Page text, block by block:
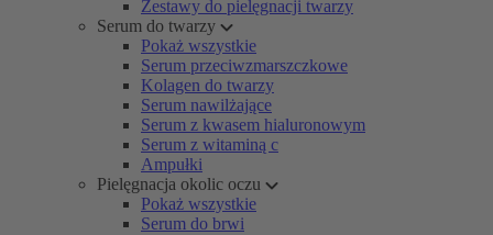
Zestawy do pielęgnacji twarzy
Serum do twarzy
Pokaż wszystkie
Serum przeciwzmarszczkowe
Kolagen do twarzy
Serum nawilżające
Serum z kwasem hialuronowym
Serum z witaminą c
Ampułki
Pielęgnacja okolic oczu
Pokaż wszystkie
Serum do brwi